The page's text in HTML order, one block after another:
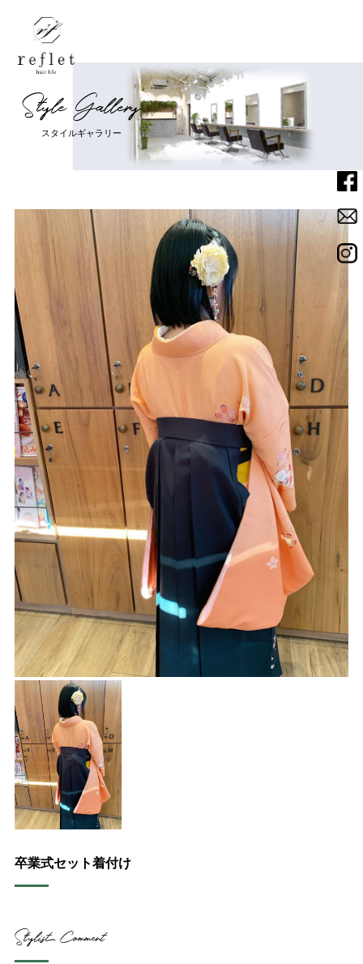
Style Gallery
ス タ イ ルギャ ラ リ ー
Home ホーム
サロン
スタッフ
News ニュース
Blog
Style スタイル
Movie
EC 商品
お客様の声
Product プロダクト
Q＆A よくある質問
Contact お問い合わせ
052-693-5788
卒業式セット着付け
Stylist Comment